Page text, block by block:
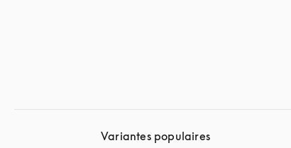
Variantes populaires